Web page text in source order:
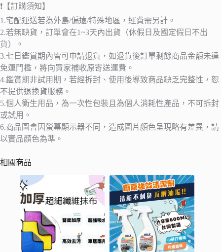
❗【訂購須知】
1.宅配運送若為外島/偏遠/特殊地區，運費需另計。
2.若無缺貨，訂單會在1~3天內出貨（休假日及國定假日不出
貨）。
3.七日鑑賞期內皆可申請退貨，如退貨後訂單剩餘商品金額未達
免運門檻，將向買家補收原寄送運費。
4.鑑賞期非試用期，若經拆封、使用後導致商品缺乏完整性，恕
不提供退換貨服務。
5.個人衛生用品，為一次性包裝且為個人消耗性產品，不可拆封
或試用。
6.商品圖會因螢幕顯示器不同，造成圖片顏色呈現略有差異，請
以實品顏色為準。
相關商品